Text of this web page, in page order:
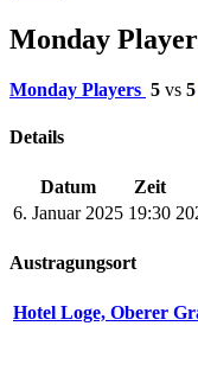
Monday
Monday Players 5 vs 5
Details
Datum Zeit
6. Januar 2025 19:30
Austragungsort
Hotel Loge, Oberer